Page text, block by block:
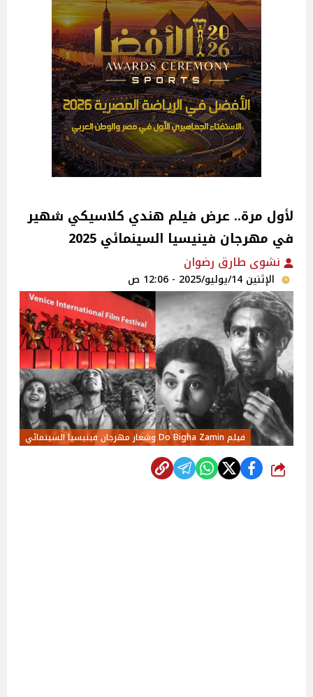
لأول مرة.. عرض فيلم هندي كلاسيكي شهير
في مهرجان فينيسيا السينمائي 2025
نشوى طارق رضوان
الإثنين 14/يوليو/2025 - 12:06 ص
فيلم Do Bigha Zamin وشعار مهرجان فينيسيا السينمائي
شارك